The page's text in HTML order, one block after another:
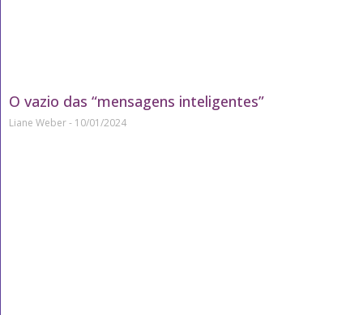
O vazio das “mensagens inteligentes”
Liane Weber 10/01/2024